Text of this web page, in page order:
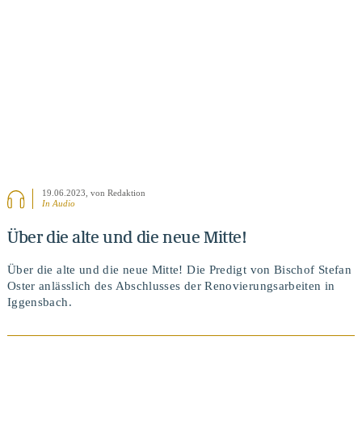
19.06.2023 , von Redaktion
In Audio
Über die alte und die neue Mitte!
Über die alte und die neue Mitte! Die Predigt von Bischof Stefan
Oster anlässlich des Abschlusses der Renovierungsarbeiten in
Iggensbach.